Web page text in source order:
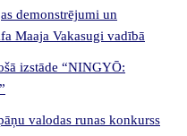
demonstrējumi un
Maaja Vakasugi vadībā
izstāde “NINGYŌ:
valodas runas konkurss